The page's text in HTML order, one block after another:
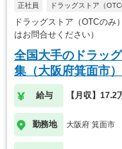
正社員 ドラッグストア（OTC
ドラッグストア（OTCの
はお問合せください）
全国大手のドラッ
集（大阪府箕面市）
給与 【月収】17.2
勤務地 大阪府 箕面市